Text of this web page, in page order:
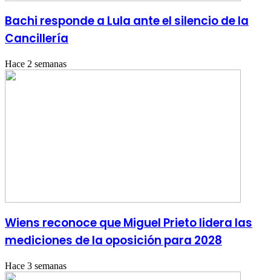
Bachi responde a Lula ante el silencio de la
Cancillería
Hace 2 semanas
Wiens reconoce que Miguel Prieto lidera las
mediciones de la oposición para 2028
Hace 3 semanas